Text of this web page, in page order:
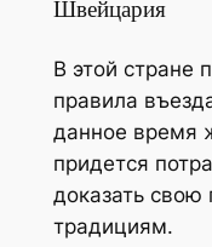
Швейцария
В этой стране
правила
данное время
придется
доказать свою
традициям.